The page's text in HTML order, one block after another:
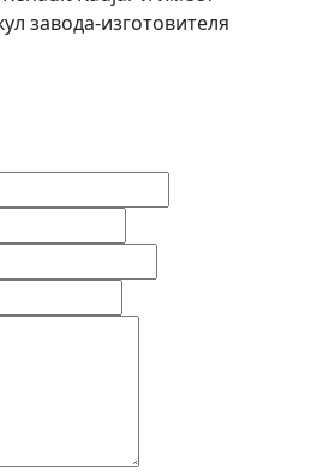
завода-изготовителя